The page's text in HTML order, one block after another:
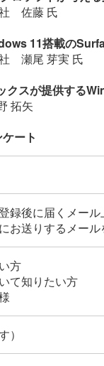
社 佐藤 氏
11搭載の
瀬尾 芽実 氏
スが提供する
拓矢
ート
録後に届くメー
送りするメール
方
て知りたい方
）